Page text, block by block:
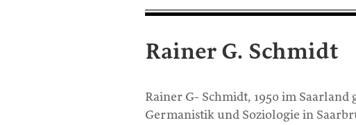
Rainer G. Schmidt
Rainer G- Schmidt, 1950 im
Germanistik und Soziologie in